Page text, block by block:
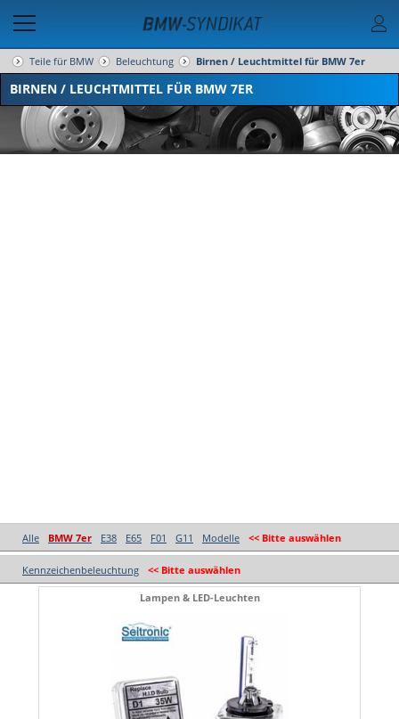
Teile für BMW Beleuchtung Birnen / Leuchtmittel für BMW 7er
BIRNEN / LEUCHTMITTEL FÜR BMW 7ER
Alle BMW 7er E38 E65 F01 G11 Modelle << Bitte auswählen
Kennzeichenbeleuchtung << Bitte auswählen
Lampen & LED-Leuchten